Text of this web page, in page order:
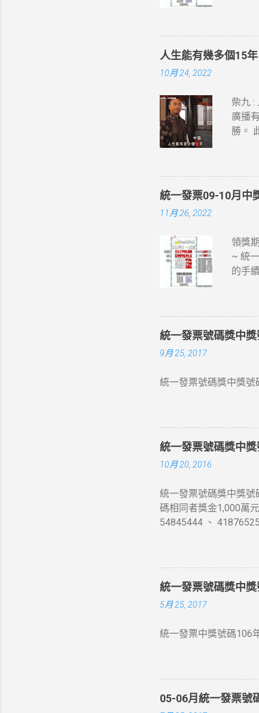
人生能有幾多個15年
10月 24, 2022
柴九 :
廣播
勝。
統一發票09-10月中
11月 26, 2022
領獎
~ 統
的手
統一發票號碼獎中
9月 25, 2017
統一發票號碼獎中獎
統一發票號碼獎中
10月 20, 2016
統一發票號碼獎中獎
碼相同者獎金1,000萬
54845444 、
獎中獎號碼末6 位相
獎金4 千元 五獎 同期
收執聯末3 位數號碼與
票收執聯末3 位數號碼
統一發票號碼獎中
5月 25, 2017
統一發票中獎號碼106
05-06月統一發票號